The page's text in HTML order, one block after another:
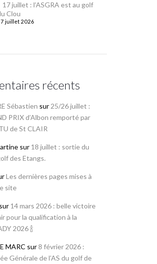
17 juillet : l’ASGRA est au golf
Clou
juillet 2026
récents
Sébastien sur 25/26 juillet :
PRIX d’Albon remporté par
de St CLAIR
sur 18 juillet : sortie du
des Etangs.
Les dernières pages mises à
site
sur 14 mars 2026 : belle victoire
pour la qualification à la
2026 🍾
MARC sur 8 février 2026 :
Générale de l’AS du golf de